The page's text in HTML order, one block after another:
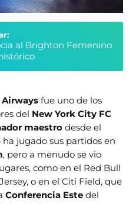
al Brighton Femenino
Airwaysfue uno de los
del New York City FC
maestrodesde el
ha jugado sus partidos en
, pero a menudo se vio
como en el Red Bull
o en el Citi Field, que
Conferencia Estedel